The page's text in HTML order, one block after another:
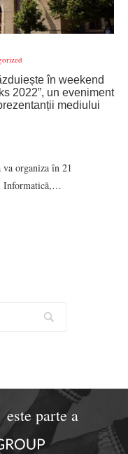
în weekend
2022”, un eveniment
mediului
organiza în 21
Informatică,…
este parte a